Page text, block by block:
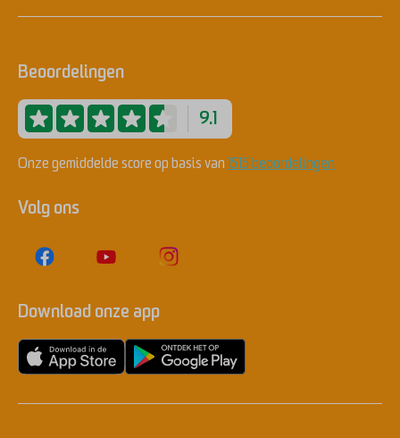
Beoordelingen
9.1
Onze gemiddelde score op basis van 1515 beoordelingen
Volg ons
Download onze app